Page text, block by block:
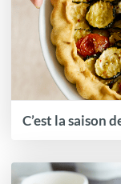
C’est la saison